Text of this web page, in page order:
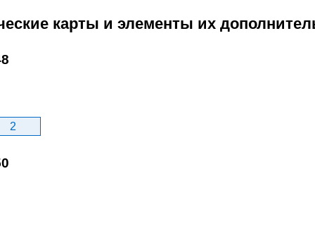
карты и элементы их
2